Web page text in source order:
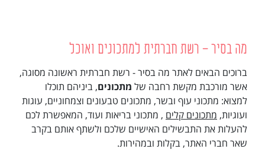
מה בסיר - רשת חברתית למתכונים ואוכל
ברוכים הבאים לאתר מה בסיר - רשת חברתית ראשונה מסוגה,
אשר מורכבת מקשת רחבה של מתכונים, ביניהם תוכלו
למצוא: מתכוני עוף ובשר, מתכונים טבעונים וצמחוניים, עוגות
ועוגיות, מתכונים קלים , מתכוני בריאות ועוד, המאפשרת לכם
להעלות את התבשילים האישיים שלכם ולשתף אותם בקרב
שאר חברי האתר, בקלות ובמהירות.